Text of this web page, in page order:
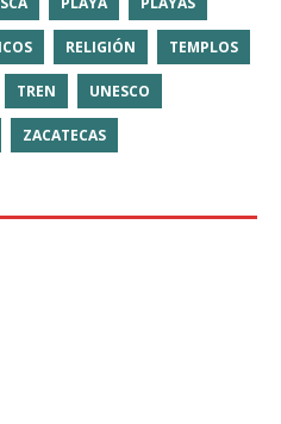
RELIGIÓN TEMPLOS
TREN UNESCO
ZACATECAS